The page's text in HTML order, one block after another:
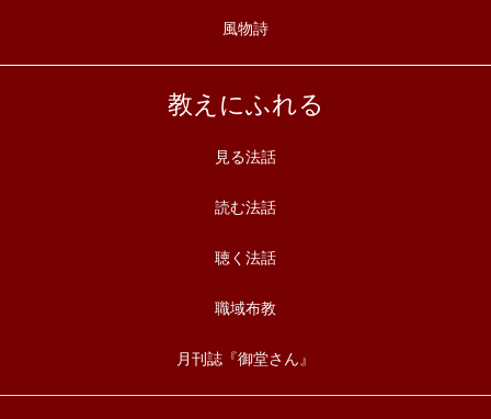
風物詩
教えにふれる
見る法話
読む法話
聴く法話
職域布教
月刊誌『御堂さん』